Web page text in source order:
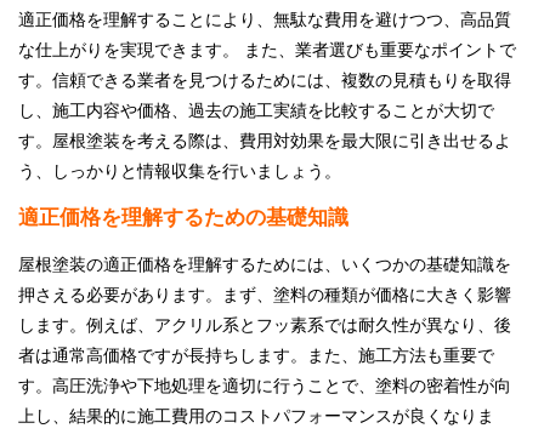
適正価格を理解することにより、無駄な費用を避けつつ、高品質
な仕上がりを実現できます。 また、業者選びも重要なポイントで
す。信頼できる業者を見つけるためには、複数の見積もりを取得
し、施工内容や価格、過去の施工実績を比較することが大切で
す。屋根塗装を考える際は、費用対効果を最大限に引き出せるよ
う、しっかりと情報収集を行いましょう。
適正価格を理解するための基礎知識
屋根塗装の適正価格を理解するためには、いくつかの基礎知識を
押さえる必要があります。まず、塗料の種類が価格に大きく影響
します。例えば、アクリル系とフッ素系では耐久性が異なり、後
者は通常高価格ですが長持ちします。また、施工方法も重要で
す。高圧洗浄や下地処理を適切に行うことで、塗料の密着性が向
上し、結果的に施工費用のコストパフォーマンスが良くなりま